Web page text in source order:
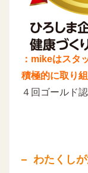
：mikeはスタ
積極的に取り
４回ゴールド
わたくし